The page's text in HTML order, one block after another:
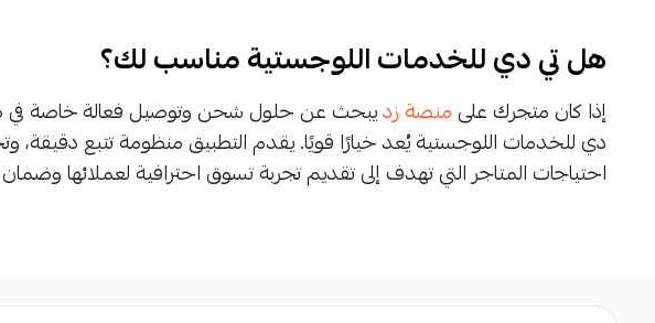
هل تي دي للخدمات اللوجستية مناسب لك؟
إذا كان متجرك علىمنصة زديبحث عن حلول شحن وتوصيل فعالة خاصة في
دي للخدمات اللوجستية يُعد خيارًا قويًا. يقدم التطبيق منظومة تتبع دقيقة،
احتياجات المتاجر التي تهدف إلى تقديم تجربة تسوق احترافية لعملائها